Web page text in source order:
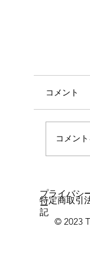
外腿
コメント
コメン
© 2023
プライバシ
ー
特定商取引
記